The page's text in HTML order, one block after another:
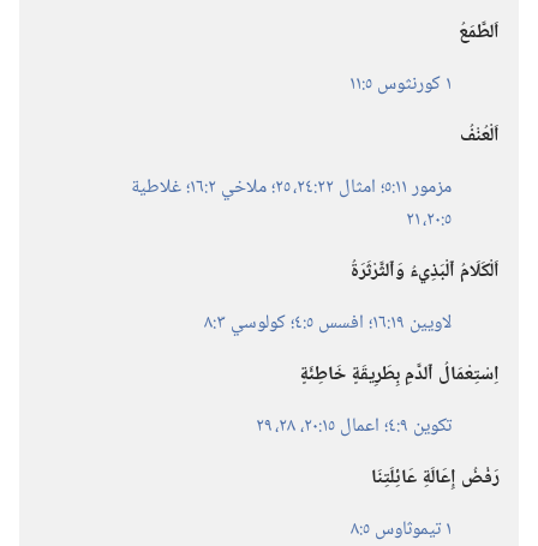
اَلطَّمَعُ
١ كورنثوس ٥:‏١١
اَلْعُنْفُ
مزمور ١١:‏٥؛‏
امثال ٢٢:‏٢٤،‏ ٢٥؛‏ ملاخي ٢:‏١٦؛‏
غلاطية
٥:‏٢٠،‏ ٢١
اَلْكَلَامُ ٱلْبَذِيءُ وَٱلثَّرْثَرَةُ
لاويين ١٩:‏١٦؛‏
افسس ٥:‏٤؛‏
كولوسي ٣:‏٨
اِسْتِعْمَالُ ٱلدَّمِ بِطَرِيقَةٍ خَاطِئَةٍ
تكوين ٩:‏٤؛‏
اعمال ١٥:‏٢٠،‏
رَفْضُ إِعَالَةِ عَائِلَتِنَا
١ تيموثاوس ٥:‏٨